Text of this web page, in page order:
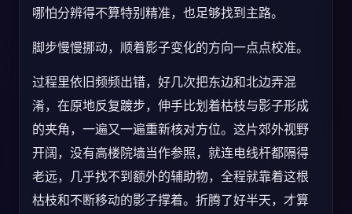
哪怕分辨得不算特别精准，也足够找到主路。
脚步慢慢挪动，顺着影子变化的方向一点点校准。
过程里依旧频频出错，好几次把东边和北边弄混
淆，在原地反复踱步，伸手比划着枯枝与影子形成
的夹角，一遍又一遍重新核对方位。这片郊外视野
开阔，没有高楼院墙当作参照，就连电线杆都隔得
老远，几乎找不到额外的辅助物，全程就靠着这根
枯枝和不断移动的影子撑着。折腾了好半天，才算